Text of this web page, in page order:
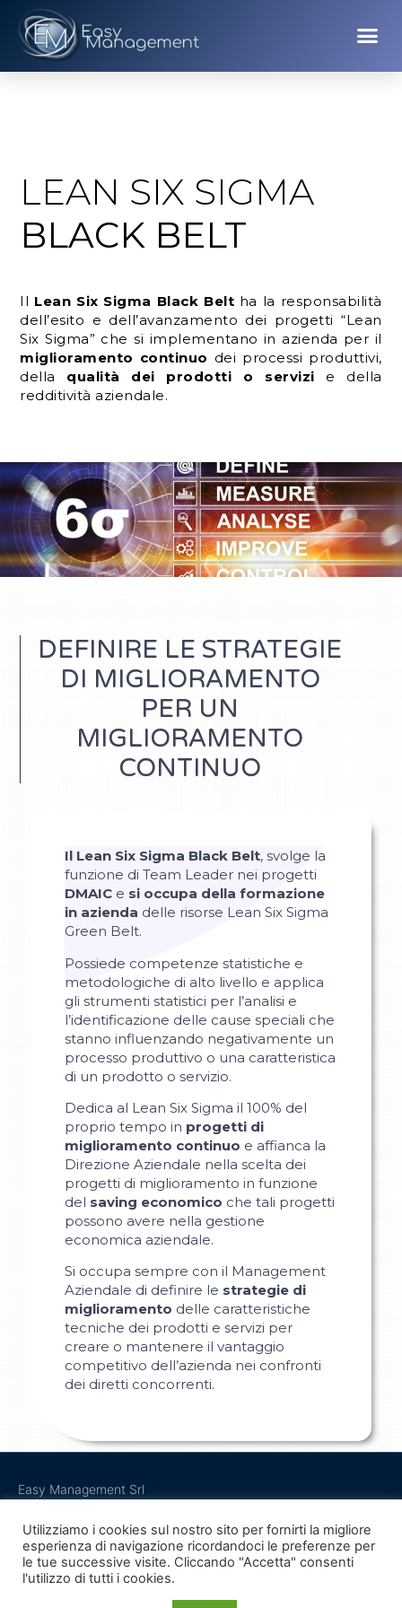
LEAN SIX SIGMA
BLACK BELT
Il Lean Six Sigma Black Belt ha la responsabilità
dell’esito e dell’avanzamento dei progetti “Lean
Six Sigma” che si implementano in azienda per il
miglioramento continuo dei processi produttivi,
della qualità dei prodotti o servizi e della
redditività aziendale.
Il Lean Six Sigma Black Belt, svolge la
funzione di Team Leader nei progetti
DMAIC e si occupa della formazione
in azienda delle risorse Lean Six Sigma
Green Belt.
Possiede competenze statistiche e
metodologiche di alto livello e applica
gli strumenti statistici per l’analisi e
l’identificazione delle cause speciali che
stanno influenzando negativamente un
processo produttivo o una caratteristica
di un prodotto o servizio.
Dedica al Lean Six Sigma il 100% del
proprio tempo in progetti di
miglioramento continuo e affianca la
Direzione Aziendale nella scelta dei
progetti di miglioramento in funzione
del saving economico che tali progetti
possono avere nella gestione
economica aziendale.
Si occupa sempre con il Management
Aziendale di definire le strategie di
miglioramento delle caratteristiche
tecniche dei prodotti e servizi per
creare o mantenere il vantaggio
competitivo dell’azienda nei confronti
dei diretti concorrenti.
DEFINIRE LE STRATEGIE
DI MIGLIORAMENTO
PER UN
MIGLIORAMENTO
CONTINUO
Easy Management Srl
Partita Iva 03151130964
Utilizziamo i cookies sul nostro sito per fornirti la migliore
esperienza di navigazione ricordandoci le preferenze per
le tue successive visite. Cliccando "Accetta" consenti
l'utilizzo di tutti i cookies.